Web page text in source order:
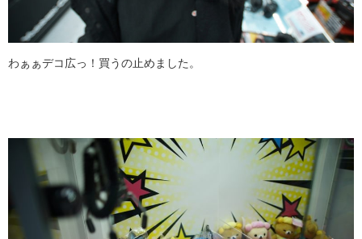
わぁぁデコ広っ！買うの止めました。